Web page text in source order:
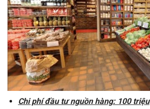
Chi phí đầu tư nguồn hàng: 100 triệu